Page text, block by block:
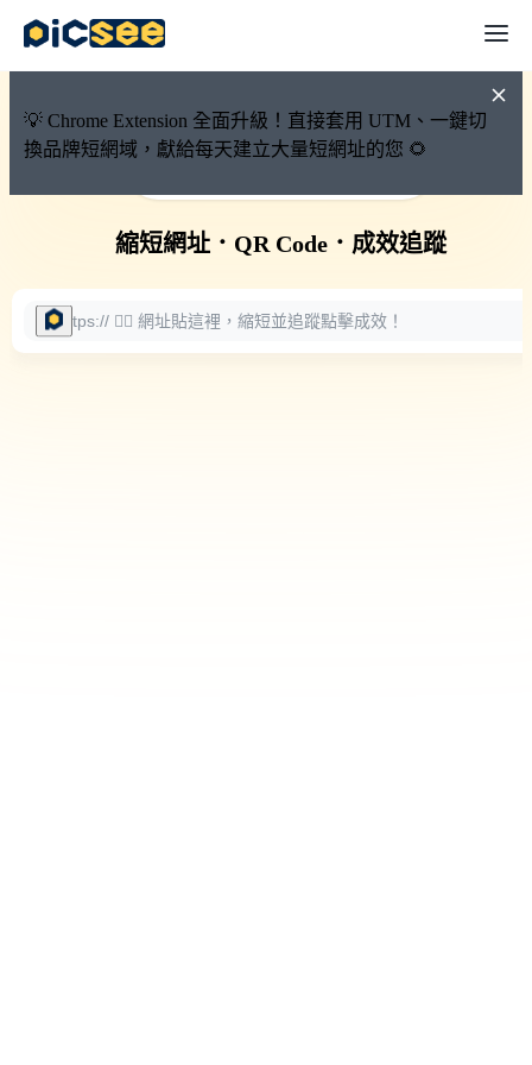
💡 Chrome Extension 全面升級！直接套用 UTM、一鍵切
換品牌短網域，獻給每天建立大量短網址的您 🌻
🚀 PicSee 短網址永久有效
縮短網址． QR Code． 成效追蹤